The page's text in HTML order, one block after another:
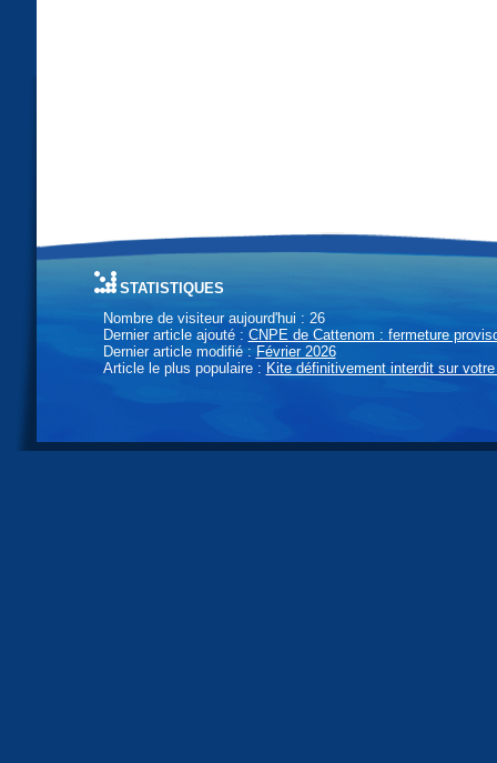
statistiques
Nombre de visiteur aujourd'hui : 26
Dernier article ajouté : CNPE de Cattenom : fermeture
Dernier article modifié : Février 2026
Article le plus populaire : Kite définitivement interdit sur